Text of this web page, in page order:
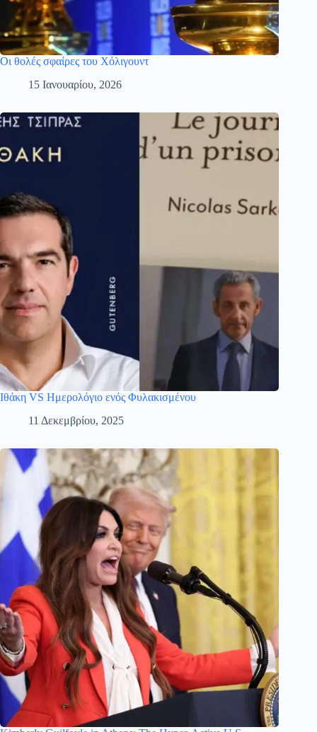
Οι θολές σφαίρες του Χόλιγουντ
15 Ιανουαρίου, 2026
Ιθάκη VS Ημερολόγιο ενός Φυλακισμένου
11 Δεκεμβρίου, 2025